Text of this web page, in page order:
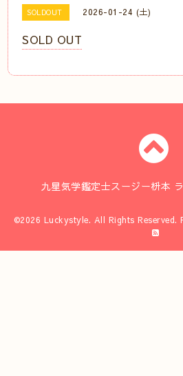
SOLDOUT 2026-01-24 (土)
SOLD OUT
九星気学鑑定士スージー枡本
©2026 Luckystyle. All Rights Reserved.